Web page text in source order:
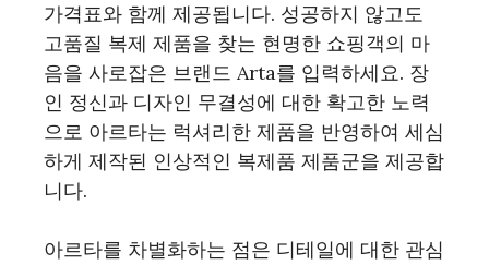
가격표와 함께 제공됩니다. 성공하지 않고도
고품질 복제 제품을 찾는 현명한 쇼핑객의 마
음을 사로잡은 브랜드 Arta를 입력하세요. 장
인 정신과 디자인 무결성에 대한 확고한 노력
으로 아르타는 럭셔리한 제품을 반영하여 세심
하게 제작된 인상적인 복제품 제품군을 제공합
니다.
아르타를 차별화하는 점은 디테일에 대한 관심